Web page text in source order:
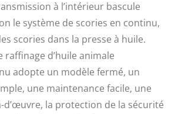
à l’intérieur bascule
le système de scories en continu,
scories dans la presse à huile.
raffinage d’huile animale
adopte un modèle fermé, un
une maintenance facile, une
d’œuvre, la protection de la sécurité